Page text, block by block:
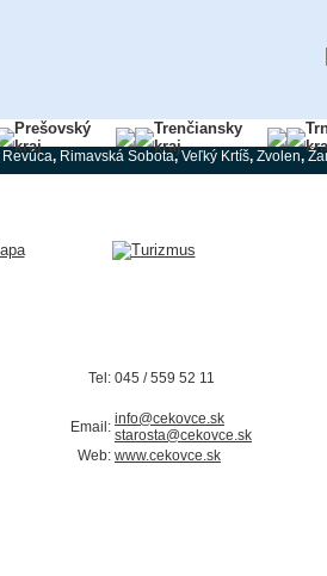
Prešovský
kraj
Trenčiansky
kraj
Revúca, Rimavská Sobota,Veľký Krtíš, Zvolen,
Tel: 045 / 559 52 11
Email: info@cekovce.sk
starosta@cekovce.sk
Web: www.cekovce.sk